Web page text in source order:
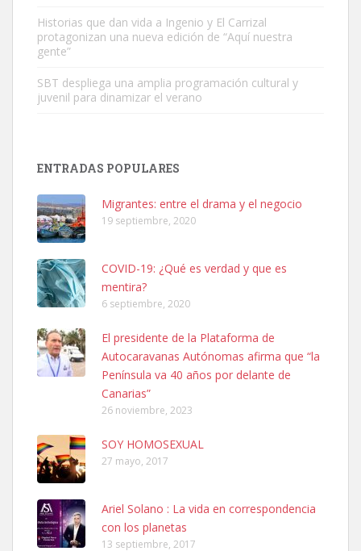
Leales.org » Gran Canaria
SHIBA PERDIDO AVDA JOSE MESA Y LOPEZ
PERRO MACHO RAZA SHIBA CON MICROCHIP PERDIDO HOY
06/07/2025 ZONA MESA Y LOPEZ. ES MUY ASUSTADIZO
Leales.org » Gran Canaria
6.7.2025
Ninfa perdida
El día 5 se los perdió una ninfa papillera, asustada tiene miedo a la
Historias que dan vida a Ingenio y El Carrizal
protagonizan una nueva edición de “Aquí nuestra
gente”
SBT despliega una amplia programación cultural y
juvenil para dinamizar el verano
ENTRADAS POPULARES
Migrantes: entre el drama y el negocio
19 septiembre, 2020
COVID-19: ¿Qué es verdad y que es
mentira?
6 septiembre, 2020
El presidente de la Plataforma de
Autocaravanas Autónomas afirma que “la
Península va 40 años por delante de
Canarias”
26 noviembre, 2023
SOY HOMOSEXUAL
27 mayo, 2017
Ariel Solano : La vida en correspondencia
con los planetas
13 septiembre, 2017